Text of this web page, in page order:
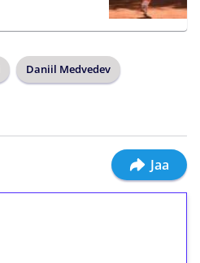
Daniil Medvedev
Jaa